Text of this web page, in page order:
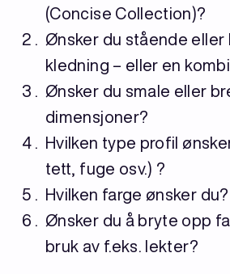
(Concise Collection)?
Ønsker du stående eller
kledning – eller en
Ønsker du smale eller
dimensjoner?
Hvilken type profil
tett, fuge osv.) ?
Hvilken farge ønsker du?
Ønsker du å bryte opp
bruk av f.eks. lekter?